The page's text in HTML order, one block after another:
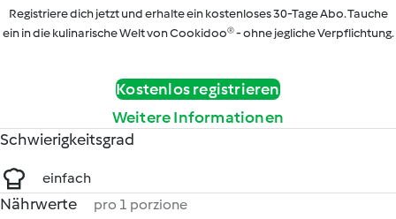
Registriere dich jetzt und erhalte ein kostenloses 30-Tage Abo. Tauche
ein in die kulinarische Welt von Cookidoo® - ohne jegliche Verpflichtung.
Kostenlos registrieren
Weitere Informationen
Schwierigkeitsgrad
einfach
Nährwerte pro 1 porzione